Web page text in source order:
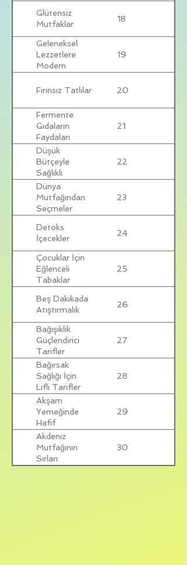
Glütensiz
Mutfaklar
18
Geleneksel
Lezzetlere
Modern
19
Fırınsız Tatlılar 20
Fermente
Gıdaların
Faydaları
21
Düşük
Bütçeyle
Sağlıklı
Sofralar
22
Dünya
Mutfağından
Seçmeler
23
Detoks
İçecekler
24
Çocuklar İçin
Eğlenceli
Tabaklar
25
Beş Dakikada
Atıştırmalık
26
Bağışıklık
Güçlendirici
Tarifler
27
Bağırsak
Sağlığı İçin
Lifli Tarifler
28
Akşam
Yemeğinde
Hafif
Seçenekler
29
Akdeniz
Mutfağının
Sırları
30